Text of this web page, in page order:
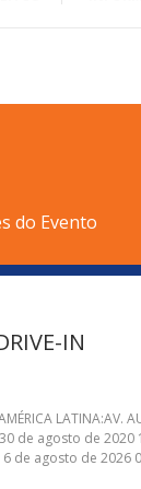
do Evento
IN
LATINA:AV.
de agosto de 2020
de agosto de 2026